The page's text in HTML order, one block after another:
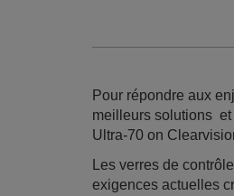
Pour répondre aux
meilleurs solutions
Ultra-70 on
Les verres de
exigences actuelles